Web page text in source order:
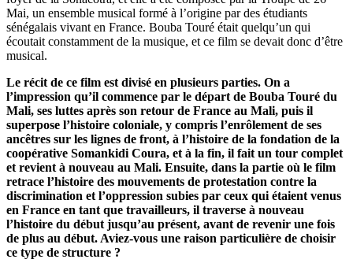
Mai, un ensemble musical formé à l’origine par des étudiants
sénégalais vivant en France. Bouba Touré était quelqu’un qui
écoutait constamment de la musique, et ce film se devait donc d’être
musical.
Le récit de ce film est divisé en plusieurs parties. On a
l’impression qu’il commence par le départ de Bouba Touré du
Mali, ses luttes après son retour de France au Mali, puis il
superpose l’histoire coloniale, y compris l’enrôlement de ses
ancêtres sur les lignes de front, à l’histoire de la fondation de la
coopérative Somankidi Coura, et à la fin, il fait un tour complet
et revient à nouveau au Mali. Ensuite, dans la partie où le film
retrace l’histoire des mouvements de protestation contre la
discrimination et l’oppression subies par ceux qui étaient venus
en France en tant que travailleurs, il traverse à nouveau
l’histoire du début jusqu’au présent, avant de revenir une fois
de plus au début. Aviez-vous une raison particulière de choisir
ce type de structure ?